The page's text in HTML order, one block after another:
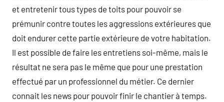
et entretenir tous types de toits pour pouvoir se
prémunir contre toutes les aggressions extérieures que
doit endurer cette partie extérieure de votre habitation.
Il est possible de faire les entretiens soi-même, mais le
résultat ne sera pas le même que pour une prestation
effectué par un professionnel du métier. Ce dernier
connait les news pour pouvoir finir le chantier à temps.